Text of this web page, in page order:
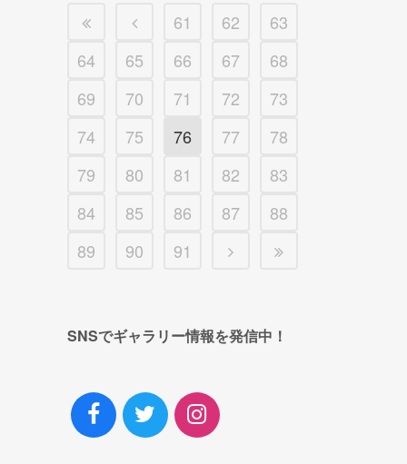
61 62
63
64
65 66 67
68
69
70 71 72
73
74
75 76 77
78
79
80 81 82
83
84
85 86 87
88
89
90 91
SNSでギャラリー情報を発信中！